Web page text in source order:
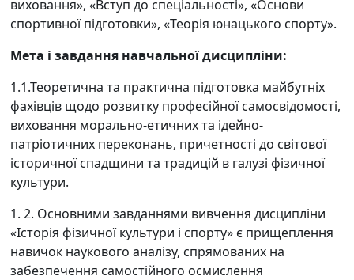
виховання», «Вступ до спеціальності», «Основи
спортивної підготовки», «Теорія юнацького спорту».
Мета і завдання навчальної дисципліни:
1.1.Теоретична та практична підготовка майбутніх
фахівців щодо розвитку професійної самосвідомості,
виховання морально-етичних та ідейно-
патріотичних переконань, причетності до світової
історичної спадщини та традицій в галузі фізичної
культури.
1. 2. Основними завданнями вивчення дисципліни
«Історія фізичної культури і спорту» є прищеплення
навичок наукового аналізу, спрямованих на
забезпечення самостійного осмислення